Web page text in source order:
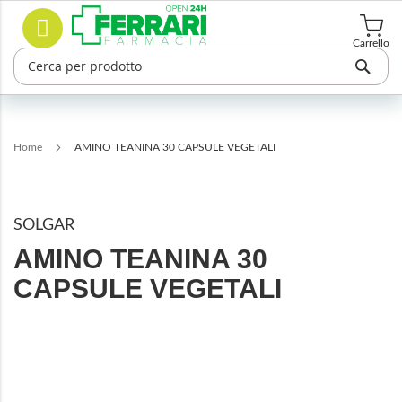
Salta
contenuto
Carrello
Cerca
Home AMINO TEANINA 30 CAPSULE VEGETALI
SOLGAR
AMINO TEANINA 30
CAPSULE VEGETALI